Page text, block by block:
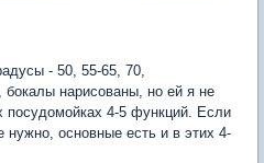
- 50, 55-65, 70,
бокалы нарисованы, но ей я не
посудомойках 4-5 функций. Если
нужно, основные есть и в этих 4-